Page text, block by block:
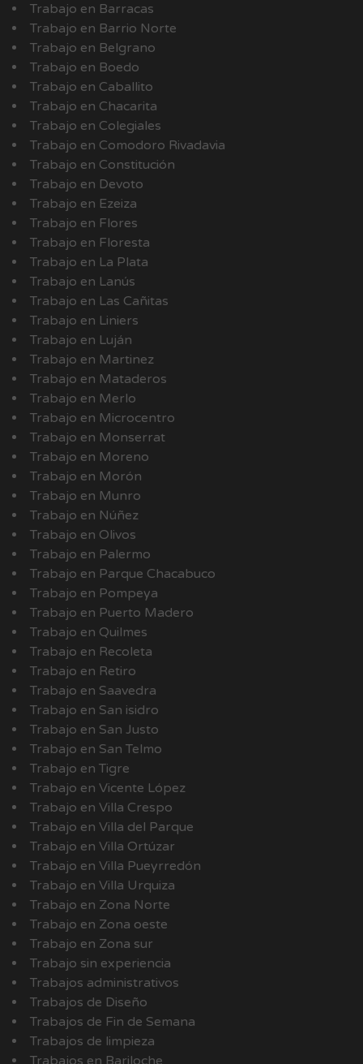
Trabajo en Barracas
Trabajo en Barrio Norte
Trabajo en Belgrano
Trabajo en Boedo
Trabajo en Caballito
Trabajo en Chacarita
Trabajo en Colegiales
Trabajo en Comodoro Rivadavia
Trabajo en Constitución
Trabajo en Devoto
Trabajo en Ezeiza
Trabajo en Flores
Trabajo en Floresta
Trabajo en La Plata
Trabajo en Lanús
Trabajo en Las Cañitas
Trabajo en Liniers
Trabajo en Luján
Trabajo en Martinez
Trabajo en Mataderos
Trabajo en Merlo
Trabajo en Microcentro
Trabajo en Monserrat
Trabajo en Moreno
Trabajo en Morón
Trabajo en Munro
Trabajo en Núñez
Trabajo en Olivos
Trabajo en Palermo
Trabajo en Parque Chacabuco
Trabajo en Pompeya
Trabajo en Puerto Madero
Trabajo en Quilmes
Trabajo en Recoleta
Trabajo en Retiro
Trabajo en Saavedra
Trabajo en San isidro
Trabajo en San Justo
Trabajo en San Telmo
Trabajo en Tigre
Trabajo en Vicente López
Trabajo en Villa Crespo
Trabajo en Villa del Parque
Trabajo en Villa Ortúzar
Trabajo en Villa Pueyrredón
Trabajo en Villa Urquiza
Trabajo en Zona Norte
Trabajo en Zona oeste
Trabajo en Zona sur
Trabajo sin experiencia
Trabajos administrativos
Trabajos de Diseño
Trabajos de Fin de Semana
Trabajos de limpieza